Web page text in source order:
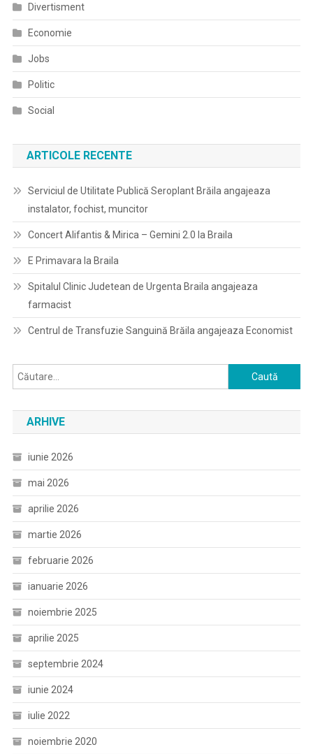
Divertisment
Economie
Jobs
Politic
Social
ARTICOLE RECENTE
Serviciul de Utilitate Publică Seroplant Brăila angajeaza
instalator, fochist, muncitor
Concert Alifantis & Mirica – Gemini 2.0 la Braila
E Primavara la Braila
Spitalul Clinic Judetean de Urgenta Braila angajeaza
farmacist
Centrul de Transfuzie Sanguină Brăila angajeaza Economist
Caută
după:
ARHIVE
iunie 2026
mai 2026
aprilie 2026
martie 2026
februarie 2026
ianuarie 2026
noiembrie 2025
aprilie 2025
septembrie 2024
iunie 2024
iulie 2022
noiembrie 2020